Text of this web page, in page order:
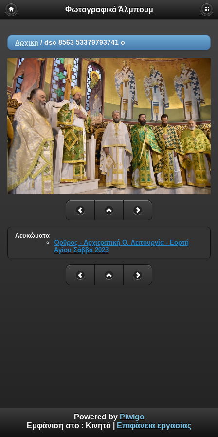
Φωτογραφικό Άλμπουμ
Αρχική / dsc 8563 53379793741 o
Λευκώματα
Όρθρος - Αρχιερατική Θ. Λειτουργία - Εορτή
Αγίου Σάββα 2023
Powered by Piwigo
Εμφάνιση στο : Κινητό Επιφάνεια εργασίας